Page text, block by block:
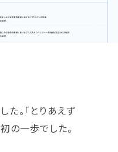
。「とりあえず
の一歩でした。